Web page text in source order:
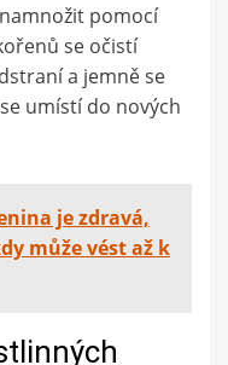
pomocí
se očistí
a jemně se
umístí do nových
je zdravá,
může vést až k